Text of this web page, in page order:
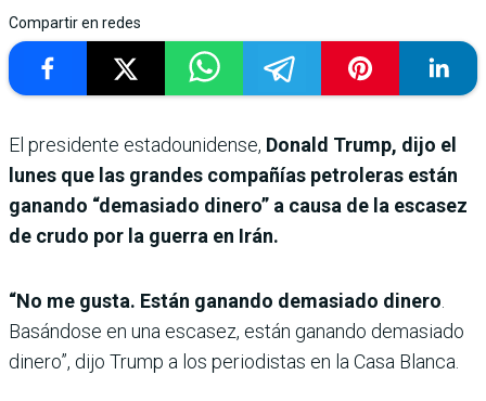
Compartir en redes
El presidente estadounidense, Donald Trump, dijo el
lunes que las grandes compañías petroleras están
ganando “demasiado dinero” a causa de la escasez
de crudo por la guerra en Irán.
“No me gusta. Están ganando demasiado dinero
Basándose en una escasez, están ganando demasiado
dinero”, dijo Trump a los periodistas en la Casa Blanca.